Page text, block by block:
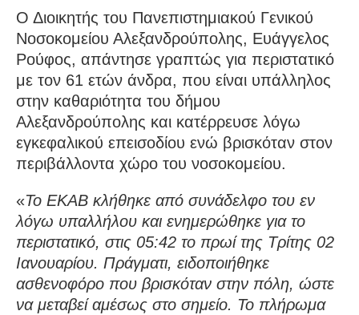
Ο Διοικητής του Πανεπιστημιακού Γενικού
Νοσοκομείου Αλεξανδρούπολης, Ευάγγελος
Ρούφος, απάντησε γραπτώς για περιστατικό
με τον 61 ετών άνδρα, που είναι υπάλληλος
στην καθαριότητα του δήμου
Αλεξανδρούπολης και κατέρρευσε λόγω
εγκεφαλικού επεισοδίου ενώ βρισκόταν στον
περιβάλλοντα χώρο του νοσοκομείου.
«Το ΕΚΑΒ κλήθηκε από συνάδελφο του εν
λόγω υπαλλήλου και ενημερώθηκε για το
περιστατικό, στις 05:42 το πρωί της Τρίτης 02
Ιανουαρίου. Πράγματι, ειδοποιήθηκε
ασθενοφόρο που βρισκόταν στην πόλη, ώστε
να μεταβεί αμέσως στο σημείο. Το πλήρωμα